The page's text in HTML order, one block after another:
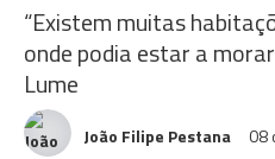
“Existem muitas
onde podia estar a
Lume
João Filipe Pestana 08